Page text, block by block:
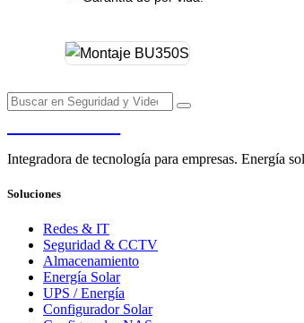
Integradora de tecnología para empresas. Energía
Soluciones
Redes & IT
Seguridad & CCTV
Almacenamiento
Energía Solar
UPS / Energía
Configurador Solar